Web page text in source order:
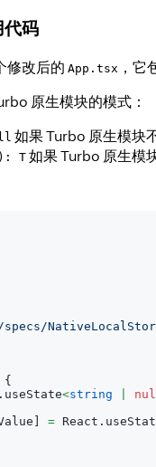
代码
修改后的 App.tsx ，
原生模块的模式：
如果 Turbo 原生模块
T 如果 Turbo 原生模
{
. useState<string
] = React .